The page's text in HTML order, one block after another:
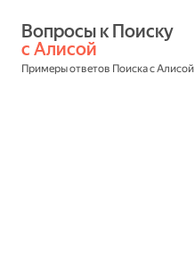
с Алисой
Примеры ответов Поиска с Алисой